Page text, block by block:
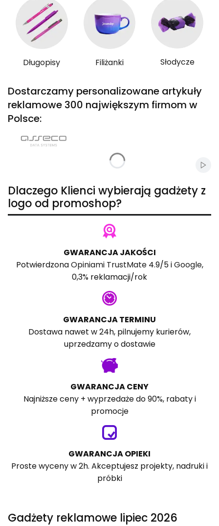
Długopisy Filiżanki Słodycze
Dostarczamy personalizowane artykuły
reklamowe 300 największym firmom w
Polsce:
Dlaczego Klienci wybierają gadżety z
logo od promoshop?
GWARANCJA JAKOŚCI
PotwierdzonaOpiniami TrustMate4.9/5 iGoogle,
0,3% reklamacji/rok
GWARANCJA TERMINU
Dostawa nawet w 24h, pilnujemy kurierów,
uprzedzamy o dostawie
GWARANCJA CENY
Najniższe ceny + wyprzedaże do 90%, rabaty i
promocje
GWARANCJA OPIEKI
Proste wyceny w 2h. Akceptujesz projekty, nadruki i
próbki
Gadżety reklamowe lipiec 2026